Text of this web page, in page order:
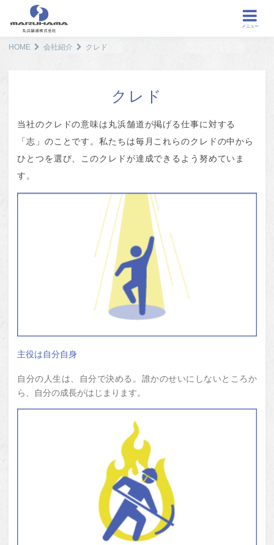
メニュー
HOME 会社紹介 クレド
クレド
当社のクレドの意味は丸浜舗道が掲げる仕事に対する
「志」のことです。私たちは毎月これらのクレドの中から
ひとつを選び、このクレドが達成できるよう努めていま
す。
主役は自分自身
自分の人生は、自分で決める。誰かのせいにしないところか
ら、自分の成長がはじまります。